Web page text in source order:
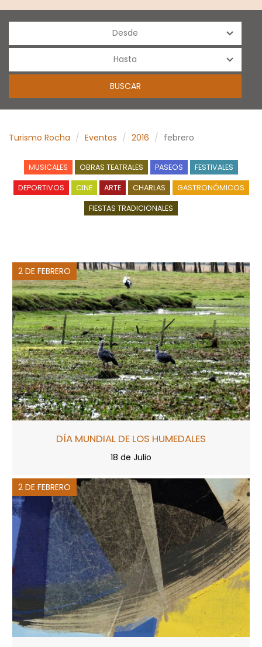
Turismo Rocha Eventos 2016 febrero
MUSICALES OBRAS TEATRALES PASEOS FESTIVALES
DEPORTIVOS CINE ARTE CHARLAS GASTRONÓMICOS
FIESTAS TRADICIONALES
2 DE FEBRERO
DÍA MUNDIAL DE LOS HUMEDALES
18 de Julio
2 DE FEBRERO